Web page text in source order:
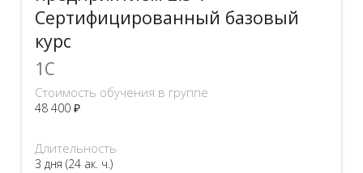
Сертифицированный базовый
курс
1C
Стоимость обучения в группе
48 400 ₽
Длительность
3 дня (24 ак. ч.)